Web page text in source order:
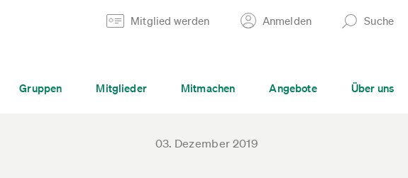
Mitglied werden Anmelden Suche
Gruppen Mitglieder Mitmachen Angebote Über uns
03. Dezember 2019